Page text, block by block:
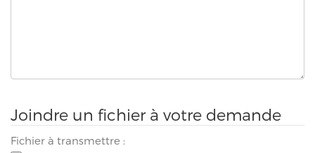
Joindre un fichier à votre demande
Fichier à transmettre :